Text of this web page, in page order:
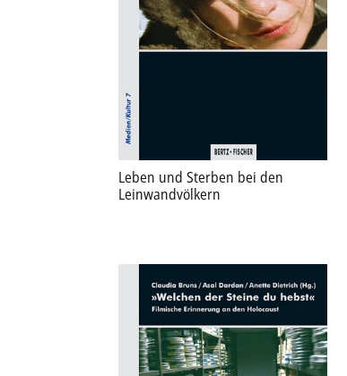
Leben und Sterben bei den
Leinwandvölkern